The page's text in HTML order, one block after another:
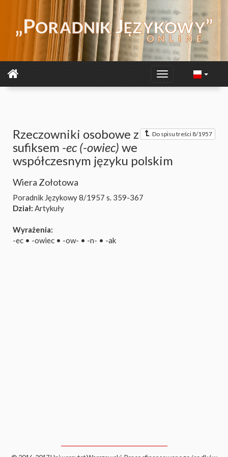
Do spisu treści 8/1957
Rzeczowniki osobowe z
sufiksem -ec (-owiec) we
współczesnym języku polskim
Wiera Zołotowa
Poradnik Językowy 8/1957 s. 359-367
Dział: Artykuły
Wyrażenia:
-ec • -owiec • -ow- • -n- • -ak